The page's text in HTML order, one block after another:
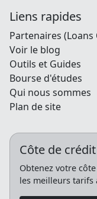
Liens rapides
Partenaires (Loans
Voir le blog
Outils et Guides
Bourse d'études
Qui nous sommes
Plan de site
Côte de
Obtenez votre
les meilleurs tarifs